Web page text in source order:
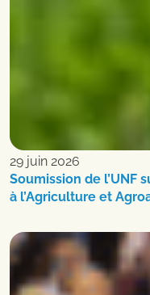
29 juin 2026
Soumission de l’UNF
à l’Agriculture et